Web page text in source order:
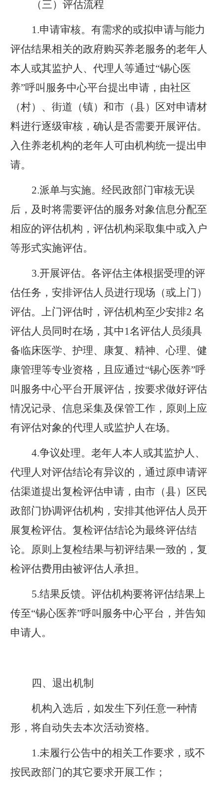
（三）评估流程
1.申请审核。有需求的或拟申请与能力
评估结果相关的政府购买养老服务的老年人
本人或其监护人、代理人等通过“锡心医
养”呼叫服务中心平台提出申请，由社区
（村）、街道（镇）和市（县）区对申请材
料进行逐级审核，确认是否需要开展评估。
入住养老机构的老年人可由机构统一提出申
请。
2.派单与实施。经民政部门审核无误
后，及时将需要评估的服务对象信息分配至
相应的评估机构，评估机构采取集中或入户
等形式实施评估。
3.开展评估。各评估主体根据受理的评
估任务，安排评估人员进行现场（或上门）
评估。上门评估时，评估机构至少安排2 名
评估人员同时在场，其中1名评估人员须具
备临床医学、护理、康复、精神、心理、健
康管理等专业资格，且应通过“锡心医养”呼
叫服务中心平台开展评估，按要求做好评估
情况记录、信息采集及保管工作，原则上应
有评估对象的代理人或监护人在场。
4.争议处理。老年人本人或其监护人、
代理人对评估结论有异议的，通过原申请评
估渠道提出复检评估申请，由市（县）区民
政部门协调评估机构，安排其他评估人员开
展复检评估。复检评估结论为最终评估结
论。原则上复检结果与初评结果一致的，复
检评估费用由被评估人承担。
5.结果反馈。评估机构要将评估结果上
传至“锡心医养”呼叫服务中心平台，并告知
申请人。
四、退出机制
机构入选后，如发生下列任意一种情
形，将自动失去本次活动资格。
1.未履行公告中的相关工作要求，或不
按民政部门的其它要求开展工作；